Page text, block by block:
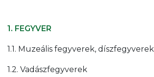
1. FEGYVER
1.1. Muzeális fegyverek, díszfegyverek
1.2. Vadászfegyverek